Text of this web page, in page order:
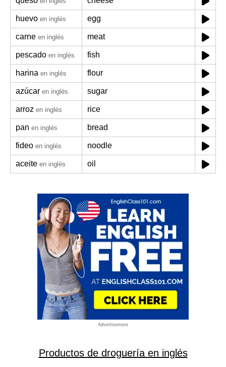
huevo en inglés egg
carne en inglés meat
pescado en inglés fish
harina en inglés flour
azúcar en inglés sugar
arroz en inglés rice
pan en inglés bread
fideo en inglés noodle
aceite en inglés oil
Advertisement
Productos de droguería en inglés